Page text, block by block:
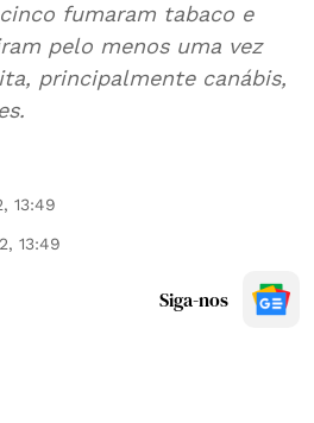
fumaram tabaco e
pelo menos uma vez
principalmente canábis,
13:49
13:49
Siga-nos